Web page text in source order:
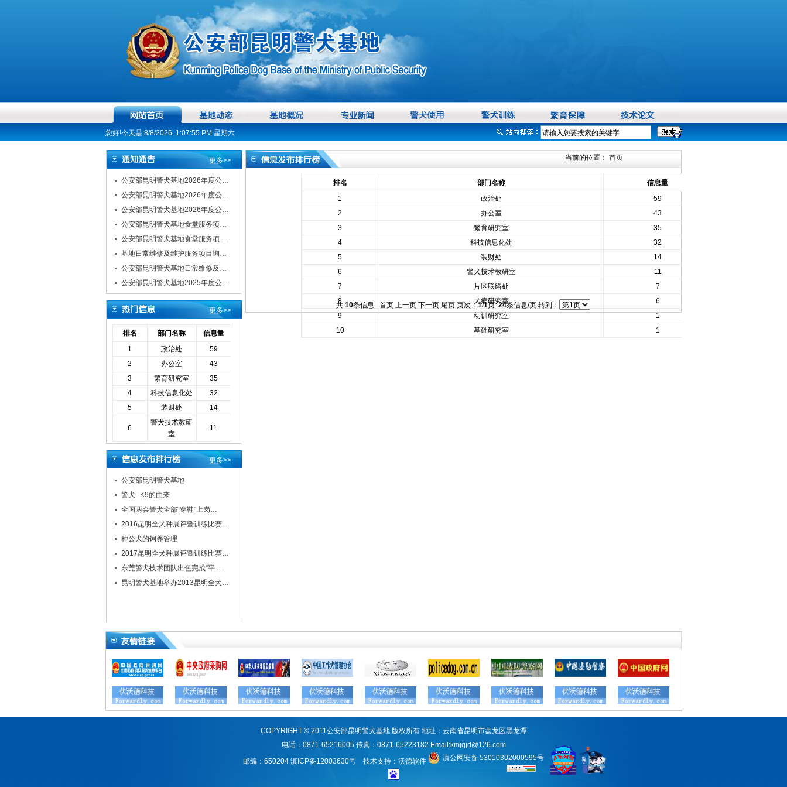
您好!今天是:8/8/2026, 1:07:56 PM 星期六
更多>>
公安部昆明警犬基地2026年度公…
公安部昆明警犬基地2026年度公…
公安部昆明警犬基地2026年度公…
公安部昆明警犬基地食堂服务项…
公安部昆明警犬基地食堂服务项…
基地日常维修及维护服务项目询…
公安部昆明警犬基地日常维修及…
公安部昆明警犬基地2025年度公…
更多>>
排名 部门名称
信息量
1
政治处
59
2
办公室
43
3
繁育研究室
35
4
科技信息化处
32
5
装财处 14
6
警犬技术教研
室
11
更多>>
公安部昆明警犬基地
警犬--K9的由来
全国两会警犬全部“穿鞋”上岗…
2016昆明全犬种展评暨训练比赛…
种公犬的饲养管理
2017昆明全犬种展评暨训练比赛…
东莞警犬技术团队出色完成“平…
昆明警犬基地举办2013昆明全犬…
当前的位置： 首页
排名 部门名称
信息量
1
政治处
59
2
办公室
43
3
繁育研究室
35
4
科技信息化处
32
5
装财处
14
6
警犬技术教研室
11
7
片区联络处
7
8
犬病研究室
6
9
幼训研究室
1
10
基础研究室 1
共 10条信息 首页 上一页 下一页 尾页 页次：1/1页24条信息/页 转到：
COPYRIGHT © 2011公安部昆明警犬基地 版权所有 地址：云南省昆明市盘龙区黑龙潭
电话：0871-65216005 传真：0871-65223182 Email:kmjqjd@126.com
邮编：650204 滇ICP备12003630号 技术支持： 沃德软件 滇公网安备 53010302000595号